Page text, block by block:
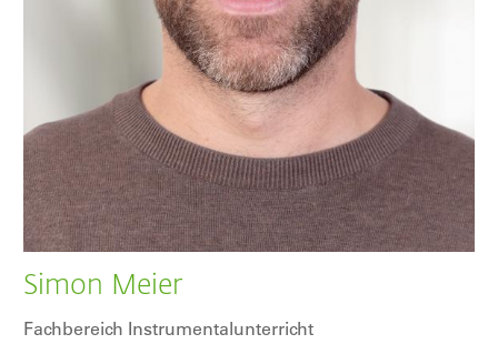
Simon Meier
Fachbereich Instrumentalunterricht